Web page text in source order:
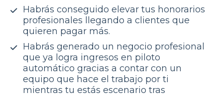
Habrás conseguido elevar tus honorarios
profesionales llegando a clientes que
quieren pagar más.
Habrás generado un negocio profesional
que ya logra ingresos en piloto
automático gracias a contar con un
equipo que hace el trabajo por ti
mientras tu estás escenario tras